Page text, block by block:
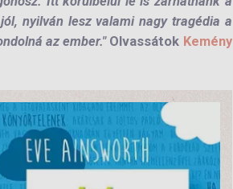
nyilván lesz valami nagy tragédia a
az ember."Olvassátok Kemény